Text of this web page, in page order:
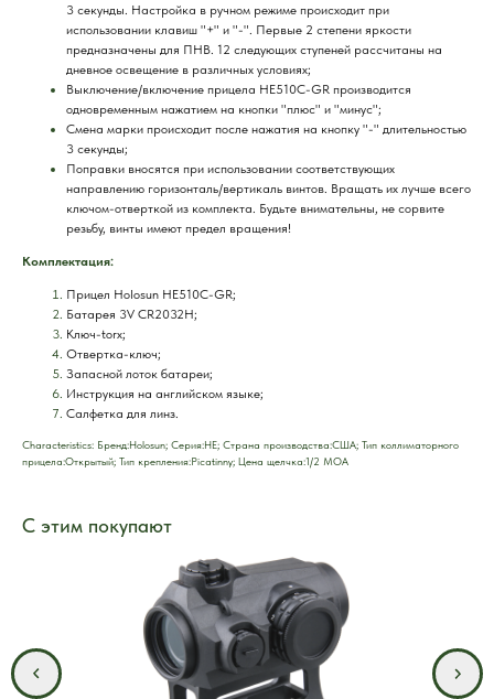
3 секунды. Настройка в ручном режиме происходит при
использовании клавиш "+" и "-". Первые 2 степени яркости
предназначены для ПНВ. 12 следующих ступеней рассчитаны на
дневное освещение в различных условиях;
Выключение/включение прицела HE510C-GR производится
одновременным нажатием на кнопки "плюс" и "минус";
Смена марки происходит после нажатия на кнопку "-" длительностью
3 секунды;
Поправки вносятся при использовании соответствующих
направлению горизонталь/вертикаль винтов. Вращать их лучше всего
ключом-отверткой из комплекта. Будьте внимательны, не сорвите
резьбу, винты имеют предел вращения!
Комплектация:
Прицел Holosun HE510C-GR;
Батарея 3V CR2032H;
Ключ-torx;
Отвертка-ключ;
Запасной лоток батареи;
Инструкция на английском языке;
Салфетка для линз.
Characteristics: Брeнд:Holosun; Серия:HE; Страна производства:США; Тип коллиматорного
прицела:Открытый; Тип крепления:Picatinny; Цена щелчка:1/2 MOA
С этим покупают